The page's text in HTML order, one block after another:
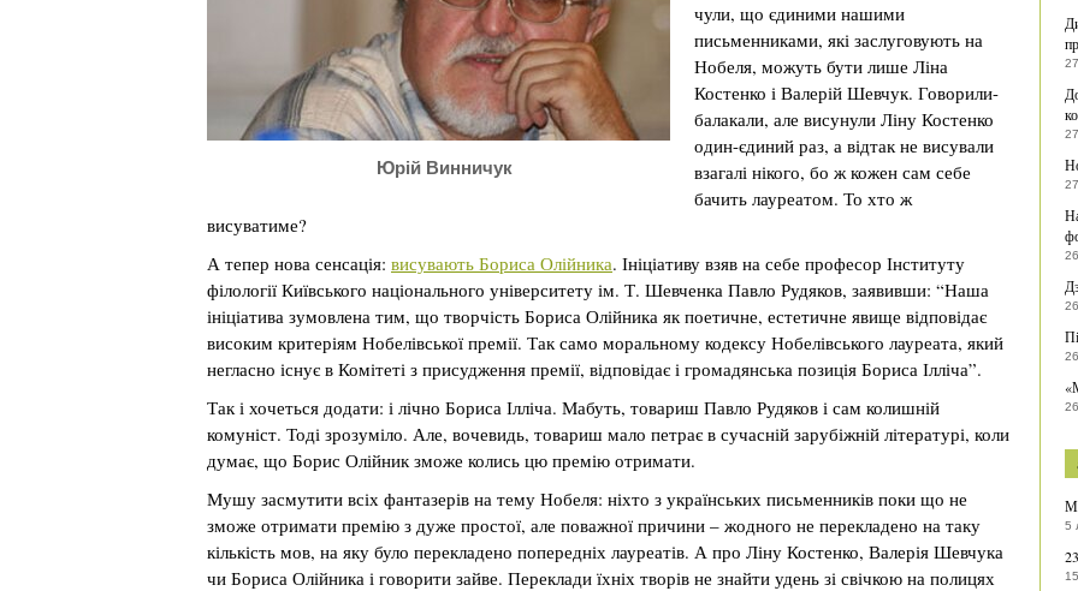
Юрій Винничук
чули, що єдиними нашими
письменниками, які заслуговують на
Нобеля, можуть бути лише Ліна
Костенко і Валерій Шевчук. Говорили-
балакали, але висунули Ліну Костенко
один-єдиний раз, а відтак не висували
взагалі нікого, бо ж кожен сам себе
бачить лауреатом. То хто ж
висуватиме?
А тепер нова сенсація: висувають Бориса Олійника. Ініціативу взяв на себе професор Інституту
філології Київського національного університету ім. Т. Шевченка Павло Рудяков, заявивши: “Наша
ініціатива зумовлена тим, що творчість Бориса Олійника як поетичне, естетичне явище відповідає
високим критеріям Нобелівської премії. Так само моральному кодексу Нобелівського лауреата, який
негласно існує в Комітеті з присудження премії, відповідає і громадянська позиція Бориса Ілліча”.
Так і хочеться додати: і лічно Бориса Ілліча. Мабуть, товариш Павло Рудяков і сам колишній
комуніст. Тоді зрозуміло. Але, вочевидь, товариш мало петрає в сучасній зарубіжній літературі, коли
думає, що Борис Олійник зможе колись цю премію отримати.
Мушу засмутити всіх фантазерів на тему Нобеля: ніхто з українських письменників поки що не
зможе отримати премію з дуже простої, але поважної причини – жодного не перекладено на таку
кількість мов, на яку було перекладено попередніх лауреатів. А про Ліну Костенко, Валерія Шевчука
чи Бориса Олійника і говорити зайве. Переклади їхніх творів не знайти удень зі свічкою на полицях
5